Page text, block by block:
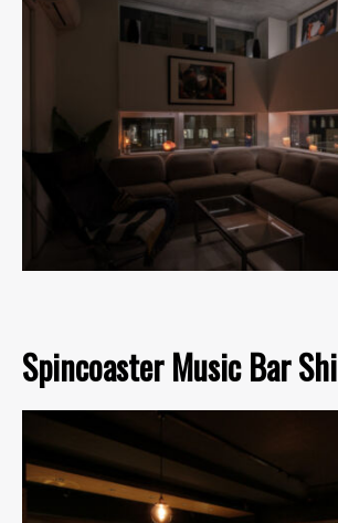
Spincoaster Music Bar